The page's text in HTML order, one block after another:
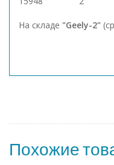
На складе "Geely-2"
Похожие